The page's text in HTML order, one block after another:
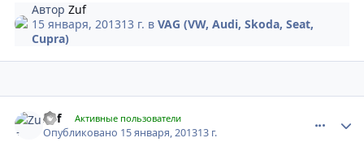
АвторZuf
15 января, 201313 г. вVAG (VW, Audi, Skoda, Seat,
Cupra)
Zuf Активные пользователи
Опубликовано 15 января, 201313 г.